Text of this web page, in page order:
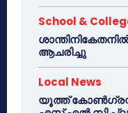
School &
ആചരിച്ചു
Local News
യൂത്ത് കോൺഗ്രസ്സ്